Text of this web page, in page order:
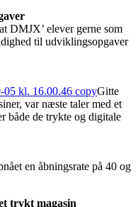
DMJX’ elever gerne som
til udviklingsopgaver
Gitte
var næste taler med et
både de trykte og digitale
en åbningsrate på 40 og
trykt magasin